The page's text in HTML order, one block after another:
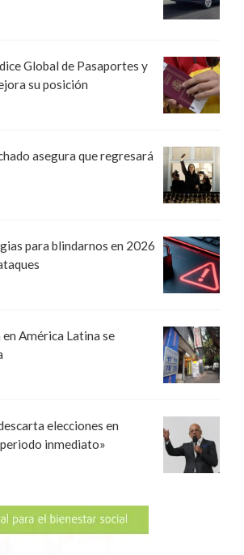
Global de Pasaportes y
su posición
asegura que regresará
para blindarnos en 2026
América Latina se
elecciones en
inmediato»